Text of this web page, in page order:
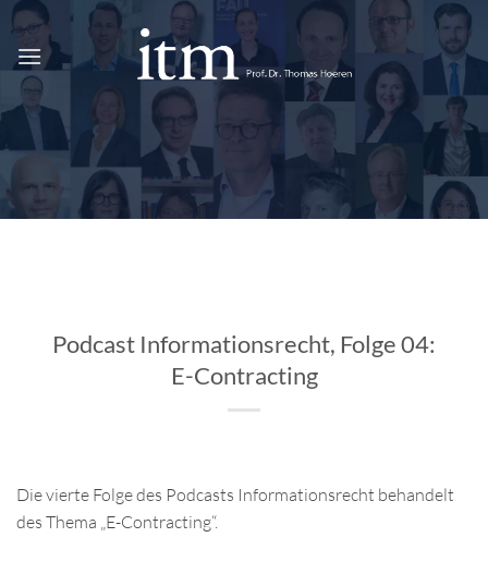
Zum
springen
Podcast Informationsrecht, Folge 04:
E-Contracting
Die vierte Folge des Podcasts Informationsrecht behandelt
des Thema „E-Contracting“.